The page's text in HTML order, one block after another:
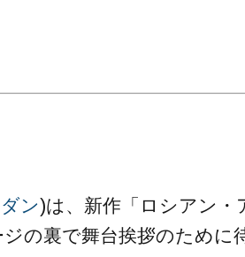
ン)は、新作「ロシアン・
の裏で舞台挨拶のために